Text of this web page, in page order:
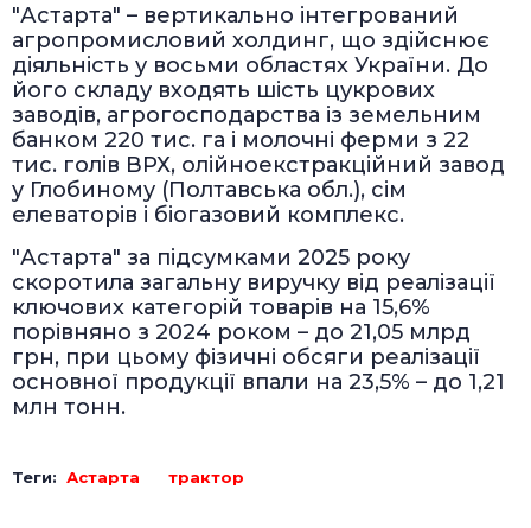
"Астарта" – вертикально інтегрований
агропромисловий холдинг, що здійснює
діяльність у восьми областях України. До
його складу входять шість цукрових
заводів, агрогосподарства із земельним
банком 220 тис. га і молочні ферми з 22
тис. голів ВРХ, олійноекстракційний завод
у Глобиному (Полтавська обл.), сім
елеваторів і біогазовий комплекс.
"Астарта" за підсумками 2025 року
скоротила загальну виручку від реалізації
ключових категорій товарів на 15,6%
порівняно з 2024 роком – до 21,05 млрд
грн, при цьому фізичні обсяги реалізації
основної продукції впали на 23,5% – до 1,21
млн тонн.
Теги: Астарта трактор